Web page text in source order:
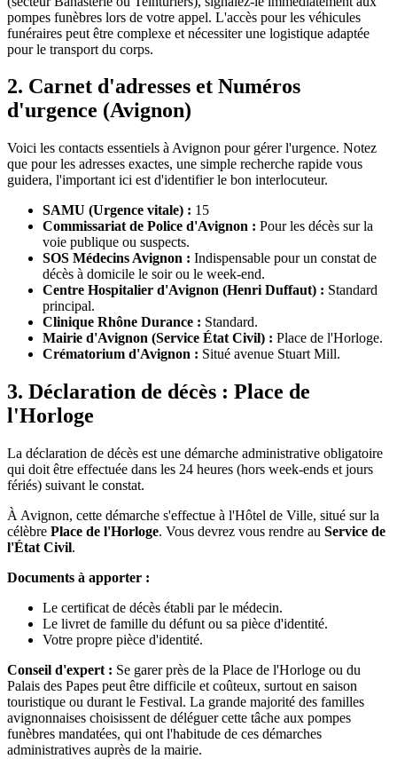
pompes funèbres lors de votre appel. L'accès pour les véhicules
funéraires peut être complexe et nécessiter une logistique adaptée
pour le transport du corps.
2. Carnet d'adresses et Numéros
d'urgence (Avignon)
Voici les contacts essentiels à Avignon pour gérer l'urgence. Notez
que pour les adresses exactes, une simple recherche rapide vous
guidera, l'important ici est d'identifier le bon interlocuteur.
SAMU (Urgence vitale) : 15
Commissariat de Police d'Avignon : Pour les décès sur la
voie publique ou suspects.
SOS Médecins Avignon : Indispensable pour un constat de
décès à domicile le soir ou le week-end.
Centre Hospitalier d'Avignon (Henri Duffaut) : Standard
principal.
Clinique Rhône Durance : Standard.
Mairie d'Avignon (Service État Civil) : Place de l'Horloge.
Crématorium d'Avignon : Situé avenue Stuart Mill.
3. Déclaration de décès : Place de
l'Horloge
La déclaration de décès est une démarche administrative obligatoire
qui doit être effectuée dans les 24 heures (hors week-ends et jours
fériés) suivant le constat.
À Avignon, cette démarche s'effectue à l'Hôtel de Ville, situé sur la
célèbre Place de l'Horloge. Vous devrez vous rendre au Service de
l'État Civil.
Documents à apporter :
Le certificat de décès établi par le médecin.
Le livret de famille du défunt ou sa pièce d'identité.
Votre propre pièce d'identité.
Conseil d'expert : Se garer près de la Place de l'Horloge ou du
Palais des Papes peut être difficile et coûteux, surtout en saison
touristique ou durant le Festival. La grande majorité des familles
avignonnaises choisissent de déléguer cette tâche aux pompes
funèbres mandatées, qui ont l'habitude de ces démarches
administratives auprès de la mairie.